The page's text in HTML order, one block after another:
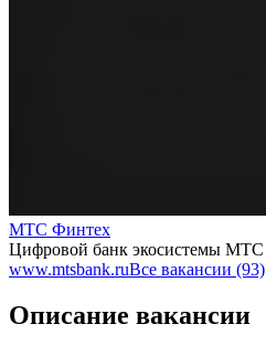
МТС Финтех
Цифровой банк экосистемы МТС
www.mtsbank.ruВсе вакансии (93)
Описание вакансии